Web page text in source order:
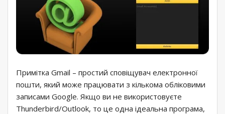
Примітка Gmail – простий сповіщувач електронної
пошти, який може працювати з кількома обліковими
записами Google. Якщо ви не використовуєте
Thunderbird/Outlook, то це одна ідеальна програма,